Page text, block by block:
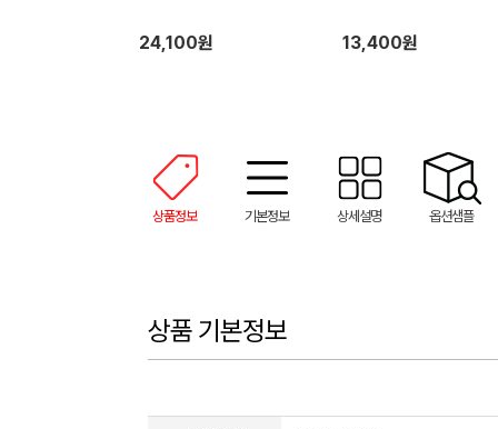
24,100원 13,400원
상품정보 기본정보 상세설명 옵션샘플
상품 기본정보